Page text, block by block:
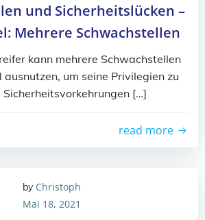
und Sicherheitslücken –
Mehrere Schwachstellen
kann mehrere Schwachstellen
ausnutzen, um seine Privilegien zu
Sicherheitsvorkehrungen […]
read more
by Christoph
Mai 18, 2021